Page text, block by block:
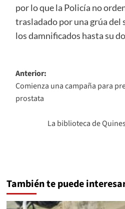
por lo que la Policía no
trasladado por una grúa
los damnificados hasta su
Navegación
de
entradas
Anterior:
Comienza una campaña para
prostata
La biblioteca de
También te puede